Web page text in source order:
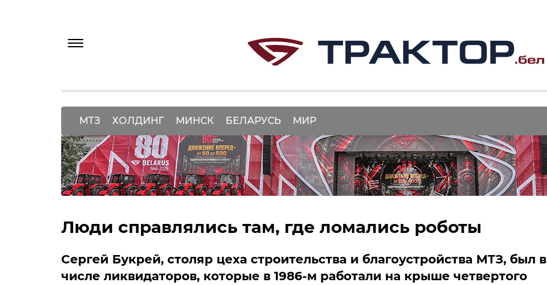
МТЗ ХОЛДИНГ МИНСК БЕЛАРУСЬ МИР
Люди справлялись там, где ломались роботы
Сергей Букрей, столяр цеха строительства и благоустройства МТЗ, был в
числе ликвидаторов, которые в 1986-м работали на крыше четвертого